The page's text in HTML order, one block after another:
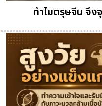
ทำไมตรุษจีน จึง